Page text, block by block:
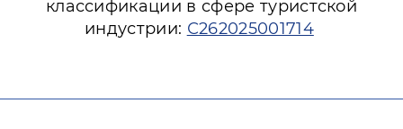
классификации в сфере туристской
индустрии: С262025001714